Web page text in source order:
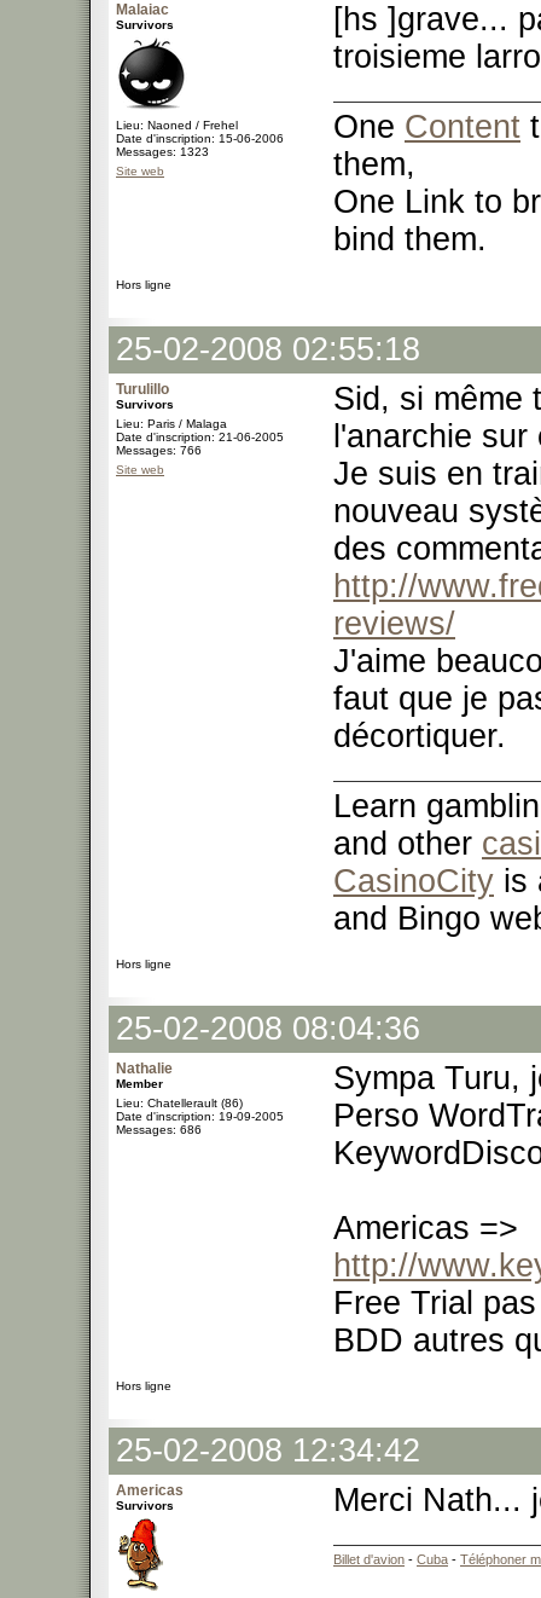
Malaiac
Survivors
Lieu: Naoned / Frehel
Date d'inscription: 15-06-2006
Messages: 1323
Site web
[hs ]grave...
troisieme
One Content
them,
One Link to
bind them.
Hors ligne
25-02-2008 02:55:18
Turulillo
Survivors
Lieu: Paris / Malaga
Date d'inscription: 21-06-2005
Messages: 766
Site web
Sid, si même
l'anarchie
Je suis en
nouveau
des
http://
reviews/
J'aime
faut que je
décortiquer.
Learn
and other
CasinoCity is
and Bingo
Hors ligne
25-02-2008 08:04:36
Nathalie
Member
Lieu: Chatellerault (86)
Date d'inscription: 19-09-2005
Messages: 686
Sympa Turu,
Perso
Americas =>
http://
Free Trial
BDD autres
Hors ligne
25-02-2008 12:34:42
Americas
Survivors Merci Nath...
Billet d'avion - Cuba - Téléphoner